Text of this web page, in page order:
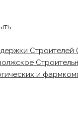
Строителей
и